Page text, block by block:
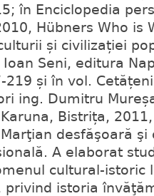
în Enciclopedia
Hübners Who is
și civilizației
Seni, editura
219 și în vol.
ing. Dumitru
Bistrița,
desfăşoară
A elaborat
cultural-istoric
istoria